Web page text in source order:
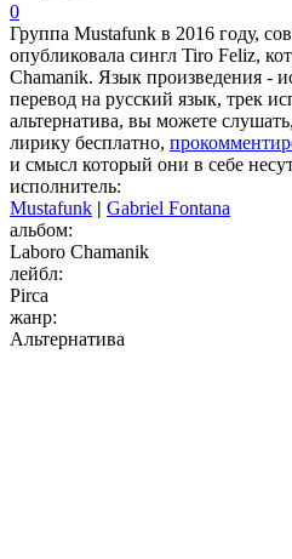
0
Группа Mustafunk в 2016 году,
опубликовала сингл Tiro Feliz,
Chamanik. Язык произведения -
перевод на русский язык, трек
альтернатива, вы можете
лирику бесплатно,
и смысл который они в себе
исполнитель:
Mustafunk
Gabriel Fontana
альбом:
Laboro Chamanik
лейбл:
Pirca
жанр:
Альтернатива